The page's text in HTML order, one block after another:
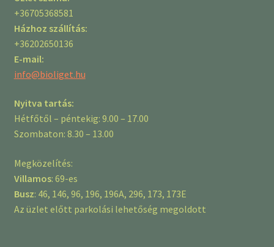
+36705368581
Házhoz szállítás:
+36202650136
E-mail:
info@bioliget.hu
Nyitva tartás:
Hétfőtől – péntekig: 9.00 – 17.00
Szombaton: 8.30 – 13.00
Megközelítés:
Villamos: 69-es
Busz: 46, 146, 96, 196, 196A, 296, 173, 173E
Az üzlet előtt parkolási lehetőség megoldott